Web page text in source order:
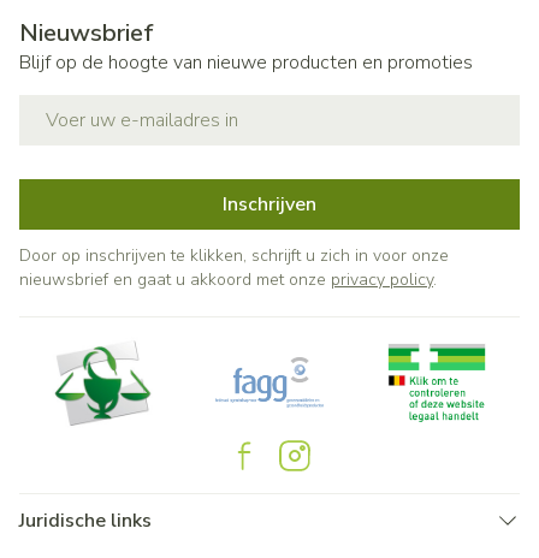
Nieuwsbrief
Blijf op de hoogte van nieuwe producten en promoties
Inschrijven
Door op inschrijven te klikken, schrijft u zich in voor onze
nieuwsbrief en gaat u akkoord met onze privacy policy.
Juridische links